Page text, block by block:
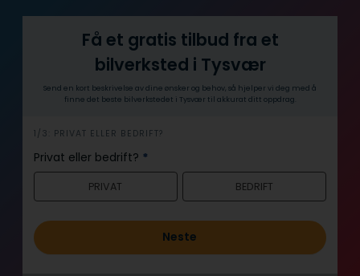
Få et gratis tilbud fra et
bilverksted i Tysvær
Send en kort beskrivelse av dine ønsker og behov, så hjelper vi deg med å
finne det beste bilverkstedet i Tysvær til akkurat ditt oppdrag.
h
e
r
1/3: PRIVAT ELLER BEDRIFT?
Privat eller bedrift? *
PRIVAT BEDRIFT
Neste